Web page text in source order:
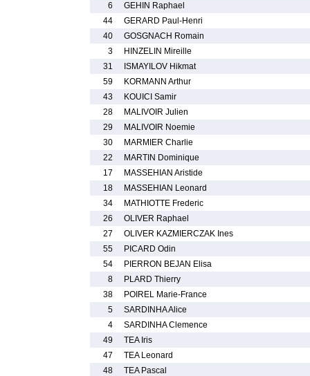
6
GEHIN Raphael
44
GERARD Paul-Henri
40
GOSGNACH Romain
3
HINZELIN Mireille
31
ISMAYILOV Hikmat
59
KORMANN Arthur
43
KOUICI Samir
28
MALIVOIR Julien
29
MALIVOIR Noemie
30
MARMIER Charlie
22
MARTIN Dominique
17
MASSEHIAN Aristide
18
MASSEHIAN Leonard
34
MATHIOTTE Frederic
26
OLIVER Raphael
27
OLIVER KAZMIERCZAK Ines
55
PICARD Odin
54
PIERRON BEJAN Elisa
8
PLARD Thierry
38
POIREL Marie-France
5
SARDINHA Alice
4
SARDINHA Clemence
49
TEA Iris
47
TEA Leonard
48
TEA Pascal